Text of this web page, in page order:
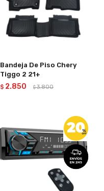
Bandeja De Piso Chery
Tiggo 2 21+
$ 2.850 $ 3.800